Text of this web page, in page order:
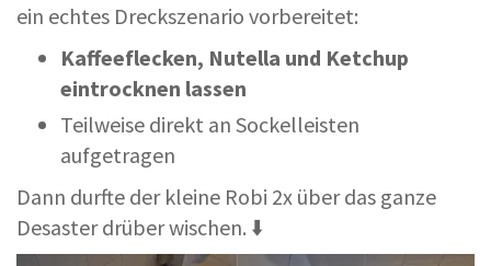
ein echtes Dreckszenario vorbereitet:
Kaffeeflecken, Nutella und Ketchup
eintrocknen lassen
Teilweise direkt an Sockelleisten
aufgetragen
Dann durfte der kleine Robi 2x über das ganze
Desaster drüber wischen. ⬇️